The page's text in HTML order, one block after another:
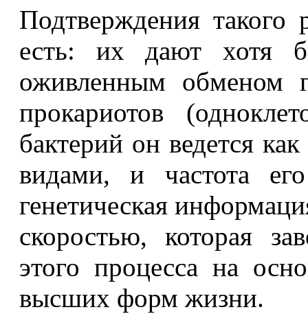
Подтверждения такого
есть: их дают хотя
оживленным обменом
прокариотов
бактерий он ведется
видами, и частота
генетическая
скоростью, которая
этого процесса на
высших форм жизни.